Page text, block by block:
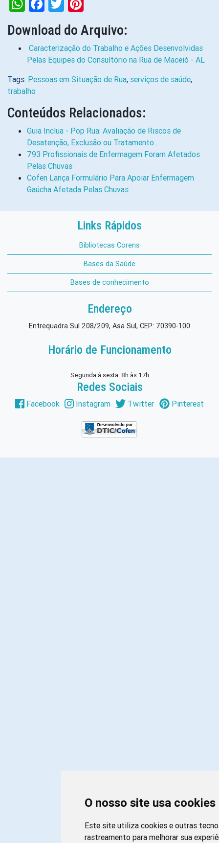
O nosso site usa cookies
Este site utiliza cookies e outras
rastreamento para melhorar sua
Download do Arquivo:
Caracterização do Trabalho e Ações Desenvolvidas
Pelas Equipes do Consultório na Rua de Maceió - AL
Tags: Pessoas em Situação de Rua, serviços de saúde,
trabalho
Conteúdos Relacionados:
Guia Inclua - Pop Rua: Avaliação de Riscos de
Desatenção, Exclusão ou Tratamento…
793 Profissionais de Enfermagem Foram Afetados
Pelas Chuvas
Cofen Lança Formulário Para Apoiar Enfermagem
Gaúcha Afetada Pelas Chuvas
Links Rápidos
Bibliotecas Corens
Bases da Saúde
Bases de conhecimento
Endereço
Entrequadra Sul 208/209, Asa Sul, CEP: 70390-100
Horário de Funcionamento
Segunda à sexta: 8h às 17h
Redes Sociais
Facebook Instagram Twitter Pinterest